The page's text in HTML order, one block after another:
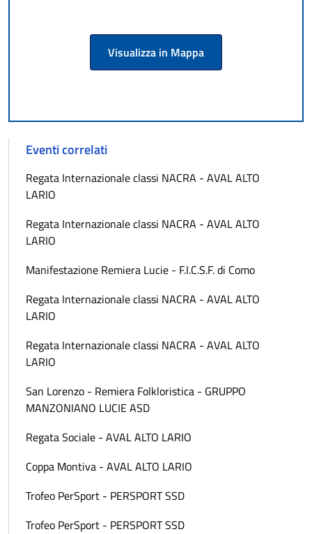
Visualizza in Mappa
Eventi correlati
Regata Internazionale classi NACRA - AVAL ALTO
LARIO
Regata Internazionale classi NACRA - AVAL ALTO
LARIO
Manifestazione Remiera Lucie - F.I.C.S.F. di Como
Regata Internazionale classi NACRA - AVAL ALTO
LARIO
Regata Internazionale classi NACRA - AVAL ALTO
LARIO
San Lorenzo - Remiera Folkloristica - GRUPPO
MANZONIANO LUCIE ASD
Regata Sociale - AVAL ALTO LARIO
Coppa Montiva - AVAL ALTO LARIO
Trofeo PerSport - PERSPORT SSD
Trofeo PerSport - PERSPORT SSD